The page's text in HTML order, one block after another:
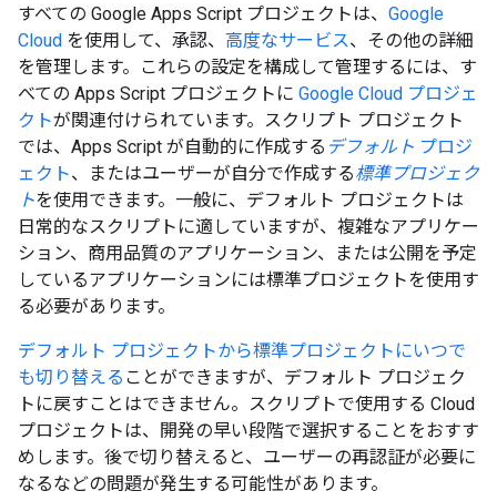
すべての Google Apps Script プロジェクトは、 Google
Cloud を使用して、承認、 高度なサービス、その他の詳細
を管理します。これらの設定を構成して管理するには、す
べての Apps Script プロジェクトに Google Cloud プロジェ
クトが関連付けられています。スクリプト プロジェクト
では、Apps Script が自動的に作成する デフォルト プロジ
ェクト、またはユーザーが自分で作成する標準プロジェク
トを使用できます。一般に、デフォルト プロジェクトは
日常的なスクリプトに適していますが、複雑なアプリケー
ション、商用品質のアプリケーション、または公開を予定
しているアプリケーションには標準プロジェクトを使用す
る必要があります。
デフォルト プロジェクトから標準プロジェクトにいつで
も切り替える ことができますが、デフォルト プロジェク
トに戻すことはできません。スクリプトで使用する Cloud
プロジェクトは、開発の早い段階で選択することをおすす
めします。後で切り替えると、ユーザーの再認証が必要に
なるなどの問題が発生する可能性があります。